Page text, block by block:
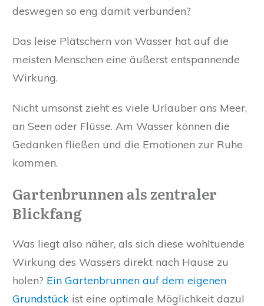
deswegen so eng damit verbunden?
Das leise Plätschern von Wasser hat auf die
meisten Menschen eine äußerst entspannende
Wirkung.
Nicht umsonst zieht es viele Urlauber ans Meer,
an Seen oder Flüsse. Am Wasser können die
Gedanken fließen und die Emotionen zur Ruhe
kommen.
Gartenbrunnen als zentraler
Blickfang
Was liegt also näher, als sich diese wohltuende
Wirkung des Wassers direkt nach Hause zu
holen? Ein Gartenbrunnen auf dem eigenen
Grundstück ist eine optimale Möglichkeit dazu!